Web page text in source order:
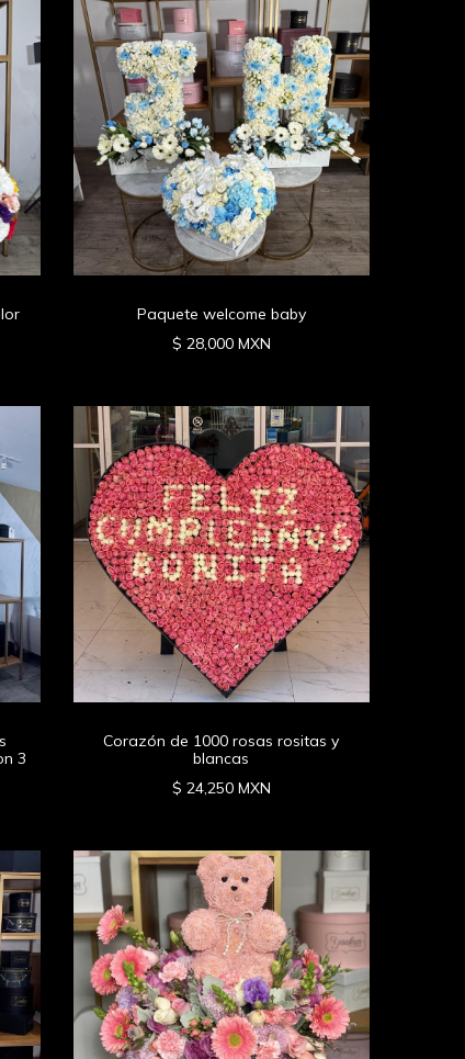
Paquete welcome baby
$ 28,000 MXN
3
Corazón de 1000 rosas rositas y
blancas
$ 24,250 MXN